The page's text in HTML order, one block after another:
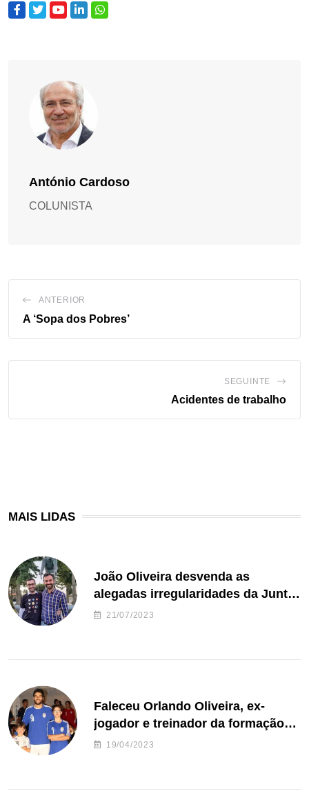
António Cardoso
COLUNISTA
ANTERIOR
A ‘Sopa dos Pobres’
SEGUINTE
Acidentes de trabalho
MAIS LIDAS
João Oliveira desvenda as
alegadas irregularidades da Junta
de Freguesia S. João de Ver
21/07/2023
Faleceu Orlando Oliveira, ex-
jogador e treinador da formação
de andebol do Feirense
19/04/2023